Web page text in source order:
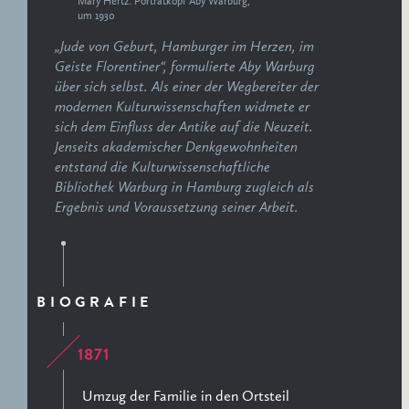
ERNST CASSIRER
2007
um 1930
„Jude von Geburt, Hamburger im Herzen, im
Geiste Florentiner“, formulierte Aby Warburg
über sich selbst. Als einer der Wegbereiter der
modernen Kulturwissenschaften widmete er
sich dem Einfluss der Antike auf die Neuzeit.
Jenseits akademischer Denkgewohnheiten
entstand die Kulturwissenschaftliche
Bibliothek Warburg in Hamburg zugleich als
Ergebnis und Voraussetzung seiner Arbeit.
BIOGRAFIE
1871
Umzug der Familie in den Ortsteil